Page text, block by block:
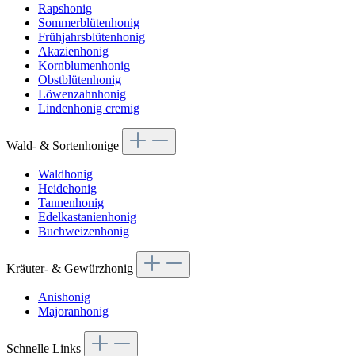
Rapshonig
Sommerblütenhonig
Frühjahrsblütenhonig
Akazienhonig
Kornblumenhonig
Obstblütenhonig
Löwenzahnhonig
Lindenhonig cremig
Wald- & Sortenhonige
Waldhonig
Heidehonig
Tannenhonig
Edelkastanienhonig
Buchweizenhonig
Kräuter- & Gewürzhonig
Anishonig
Majoranhonig
Schnelle Links